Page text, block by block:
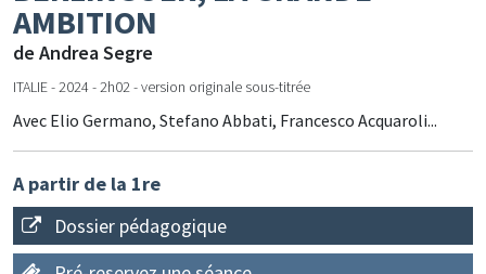
AMBITION
de Andrea Segre
ITALIE - 2024 - 2h02 - version originale sous-titrée
Avec Elio Germano, Stefano Abbati, Francesco Acquaroli...
A partir de la 1re
Dossier pédagogique